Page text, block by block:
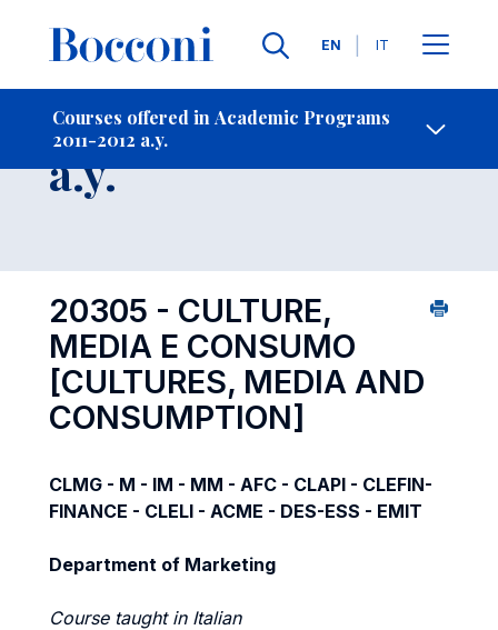
Languages
EN IT
Courses offered in Academic Programs
2011-2012 a.y.
- Contact Us
Course 2011-2012
a.y.
20305 - CULTURE,
MEDIA E CONSUMO
[CULTURES, MEDIA AND
CONSUMPTION]
CLMG - M - IM - MM - AFC - CLAPI - CLEFIN-
FINANCE - CLELI - ACME - DES-ESS - EMIT
Department of Marketing
Course taught in Italian